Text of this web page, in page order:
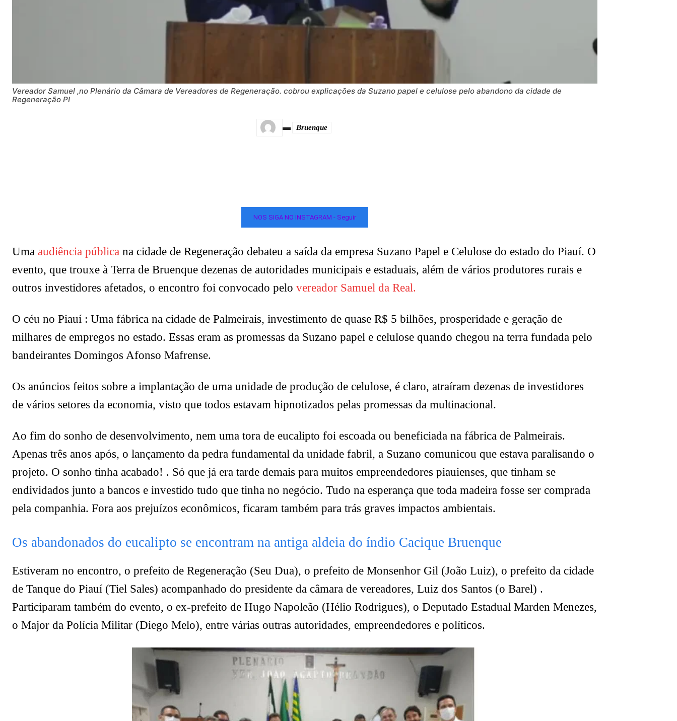
Vereador Samuel ,no Plenário da Câmara de Vereadores de Regeneração. cobrou explicações da Suzano papel e celulose pelo abandono da cidade de
Regeneração PI
Bruenque
NOS SIGA NO INSTAGRAM - Seguir
Uma audiência pública na cidade de Regeneração debateu a saída da empresa Suzano Papel e Celulose do estado do Piauí. O
evento, que trouxe à Terra de Bruenque dezenas de autoridades municipais e estaduais, além de vários produtores rurais e
outros investidores afetados, o encontro foi convocado pelo vereador Samuel da Real.
O céu no Piauí : Uma fábrica na cidade de Palmeirais, investimento de quase R$ 5 bilhões, prosperidade e geração de
milhares de empregos no estado. Essas eram as promessas da Suzano papel e celulose quando chegou na terra fundada pelo
bandeirantes Domingos Afonso Mafrense.
Os anúncios feitos sobre a implantação de uma unidade de produção de celulose, é claro, atraíram dezenas de investidores
de vários setores da economia, visto que todos estavam hipnotizados pelas promessas da multinacional.
Ao fim do sonho de desenvolvimento, nem uma tora de eucalipto foi escoada ou beneficiada na fábrica de Palmeirais.
Apenas três anos após, o lançamento da pedra fundamental da unidade fabril, a Suzano comunicou que estava paralisando o
projeto. O sonho tinha acabado! . Só que já era tarde demais para muitos empreendedores piauienses, que tinham se
endividados junto a bancos e investido tudo que tinha no negócio. Tudo na esperança que toda madeira fosse ser comprada
pela companhia. Fora aos prejuízos econômicos, ficaram também para trás graves impactos ambientais.
Os abandonados do eucalipto se encontram na antiga aldeia do índio Cacique Bruenque
Estiveram no encontro, o prefeito de Regeneração (Seu Dua), o prefeito de Monsenhor Gil (João Luiz), o prefeito da cidade
de Tanque do Piauí (Tiel Sales) acompanhado do presidente da câmara de vereadores, Luiz dos Santos (o Barel) .
Participaram também do evento, o ex-prefeito de Hugo Napoleão (Hélio Rodrigues), o Deputado Estadual Marden Menezes,
o Major da Polícia Militar (Diego Melo), entre várias outras autoridades, empreendedores e políticos.